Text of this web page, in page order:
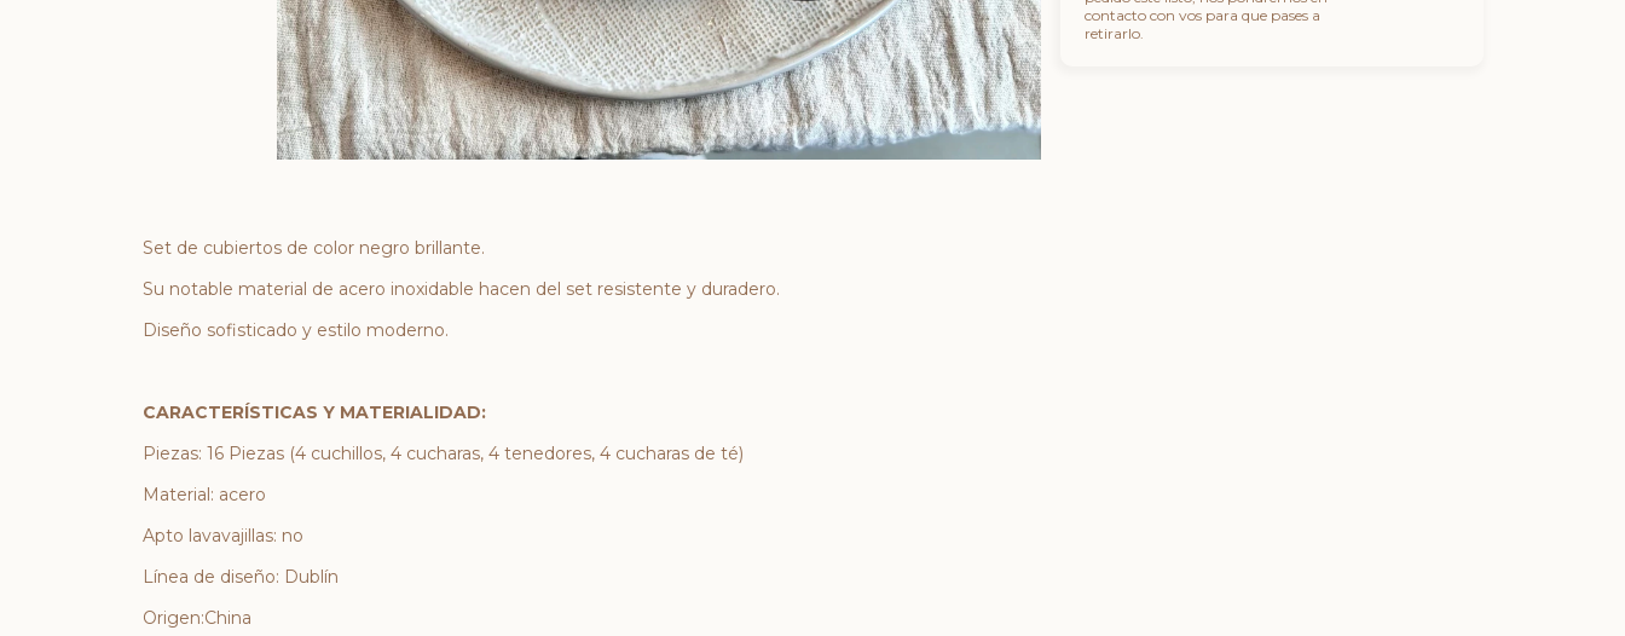
Set de cubiertos de color negro brillante.
Su notable material de acero inoxidable hacen del set resistente y duradero.
Diseño sofisticado y estilo moderno.
CARACTERÍSTICAS Y MATERIALIDAD:
Piezas: 16 Piezas (4 cuchillos, 4 cucharas, 4 tenedores, 4 cucharas de té)
Material: acero
Apto lavavajillas: no
Línea de diseño: Dublín
Origen:China
contacto con vos para que pases a
retirarlo.